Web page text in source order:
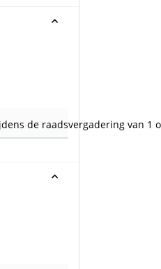
de raadsvergadering van 1